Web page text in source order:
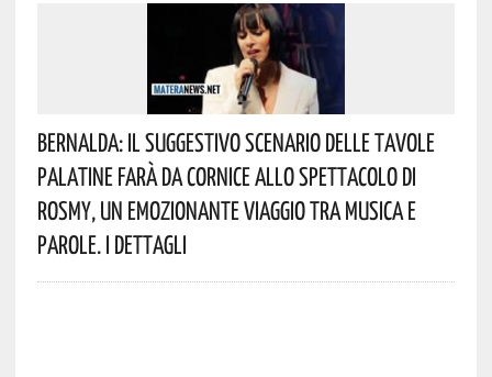
Bernalda: Il Suggestivo Scenario Delle Tavole
Palatine Farà Da Cornice Allo Spettacolo Di
Rosmy, Un Emozionante Viaggio Tra Musica E
Parole. I Dettagli